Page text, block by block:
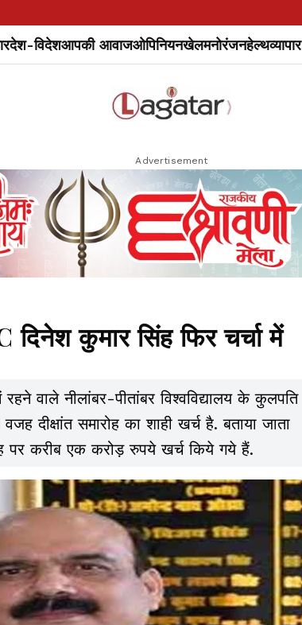
देश-विदेशआपकी आवाजओपिनियनखेलमनोरंजनहेल्थव्यापार
Advertisement
कुमार सिंह फिर चर्चा में
वाले नीलांबर-पीतांबर विश्वविद्यालय के कुलपति
दीक्षांत समारोह का शाही खर्च है. बताया जाता
पर करीब एक करोड़ रुपये खर्च किये गये हैं.